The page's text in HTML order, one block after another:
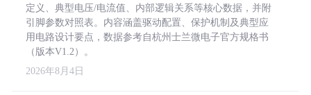
定义、典型电压/电流值、内部逻辑关系等核心数据，并附
引脚参数对照表。内容涵盖驱动配置、保护机制及典型应
用电路设计要点，数据参考自杭州士兰微电子官方规格书
（版本V1.2）。
2026年8月4日